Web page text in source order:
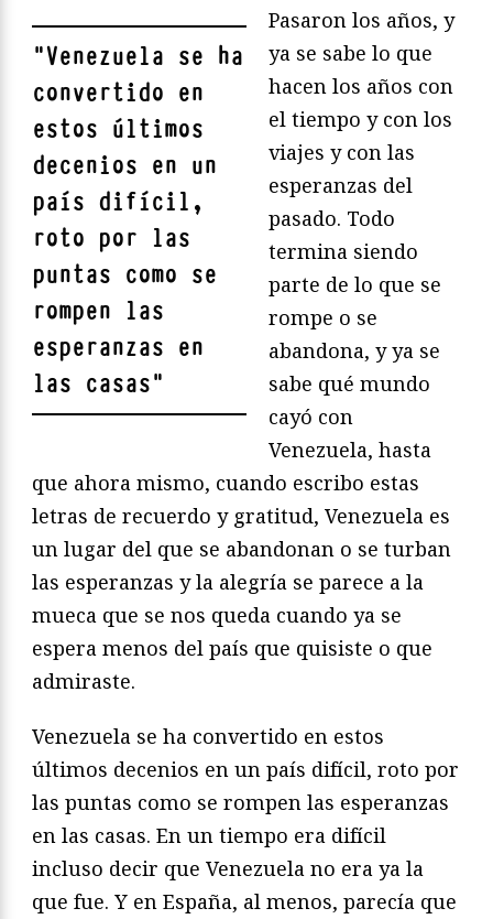
"Venezuela se ha
convertido en
estos últimos
decenios en un
país difícil,
roto por las
puntas como se
rompen las
esperanzas en
las casas"
Pasaron los años, y
ya se sabe lo que
hacen los años con
el tiempo y con los
viajes y con las
esperanzas del
pasado. Todo
termina siendo
parte de lo que se
rompe o se
abandona, y ya se
sabe qué mundo
cayó con
Venezuela, hasta
que ahora mismo, cuando escribo estas
letras de recuerdo y gratitud, Venezuela es
un lugar del que se abandonan o se turban
las esperanzas y la alegría se parece a la
mueca que se nos queda cuando ya se
espera menos del país que quisiste o que
admiraste.
Venezuela se ha convertido en estos
últimos decenios en un país difícil, roto por
las puntas como se rompen las esperanzas
en las casas. En un tiempo era difícil
incluso decir que Venezuela no era ya la
que fue. Y en España, al menos, parecía que